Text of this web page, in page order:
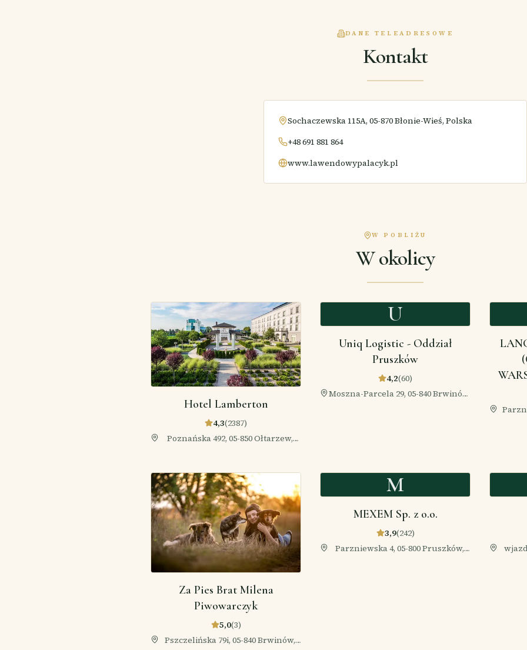
DANE TELEADRESOWE
Kontakt
Sochaczewska 115A, 05-870 Błonie-Wieś, Polska
+48 691 881 864
www.lawendowypalacyk.pl
W POBLIŻU
W okolicy
Hotel Lamberton
4,3(2387)
Poznańska 492, 05-850 Ołtarzew,
U
Uniq Logistic - Oddział
Pruszków
4,2(60)
Moszna-Parcela 29, 05-840 Brwinów,
Za Pies Brat Milena
Piwowarczyk
5,0(3)
Pszczelińska 79i, 05-840 Brwinów,
M
MEXEM Sp. z o.o.
3,9(242)
Parzniewska 4, 05-800 Pruszków,